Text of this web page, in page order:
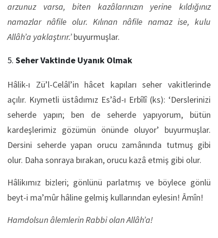
arzunuz varsa, biten kazâlarınızın yerine kıldığınız
namazlar nâfile olur. Kılınan nâfile namaz ise, kulu
Allâh’a yaklaştırır.’buyurmuşlar.
Seher Vaktinde Uyanık Olmak
Hâlik-ı Zü’l-Celâl’in hâcet kapıları seher vakitlerinde
açılır. Kıymetli üstâdımız Es’âd-ı Erbîlî (ks): ‘Derslerinizi
seherde yapın; ben de seherde yapıyorum, bütün
kardeşlerimiz gözümün önünde oluyor’ buyurmuşlar.
Dersini seherde yapan orucu zamânında tutmuş gibi
olur. Daha sonraya bırakan, orucu kazâ etmiş gibi olur.
Hâlikımız bizleri; gönlünü parlatmış ve böylece gönlü
beyt-i ma’mûr hâline gelmiş kullarından eylesin! Âmîn!
Hamdolsun âlemlerin Rabbi olan Allâh’a!